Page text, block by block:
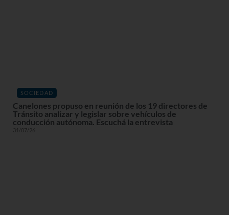
SOCIEDAD
Canelones propuso en reunión de los 19 directores de
Tránsito analizar y legislar sobre vehículos de
conducción autónoma. Escuchá la entrevista
31/07/26